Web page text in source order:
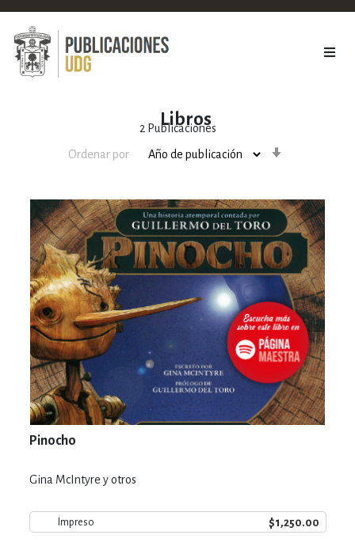
Libros
2 Publicaciones
Ordenar por
Pinocho
Gina McIntyre y otros
Impreso $1,250.00